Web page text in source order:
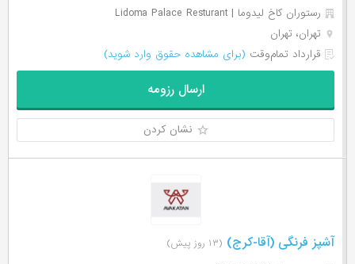
رستوران کاخ لیدوما | Lidoma Palace Resturant
تهران، تهران
قرارداد تمام‌وقت (برای مشاهده حقوق وارد شوید)
ارسال رزومه
نشان کردن
آشپز فرنگی (آقا-کرج) (۱۳ روز پیش)